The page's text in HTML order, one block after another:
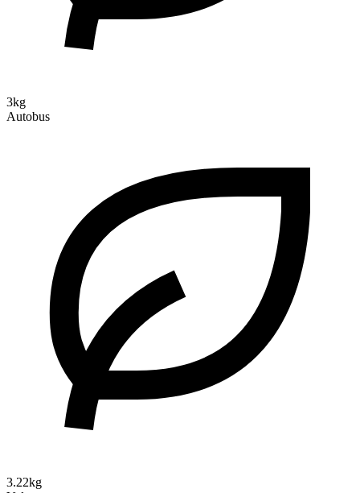
3kg
Autobus
3.22kg